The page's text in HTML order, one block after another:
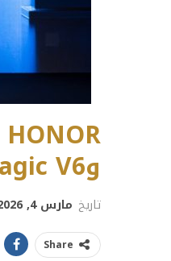
وMagic V6
تاريخ مارس 4, 2026
Share